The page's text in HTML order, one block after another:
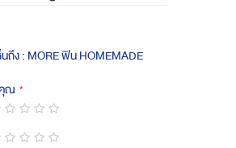
ถึง : MORE ฟิน HOMEMADE
ณ